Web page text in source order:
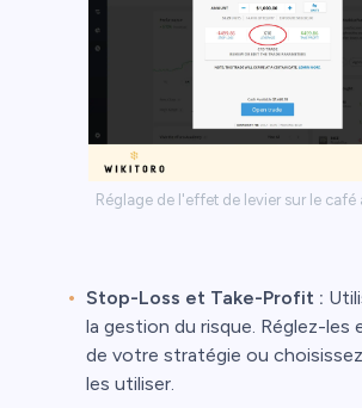
Réglage de l'effet de levier sur le café
Stop-Loss et Take-Profit :
la gestion du risque. Réglez-
de votre stratégie ou
les utiliser.